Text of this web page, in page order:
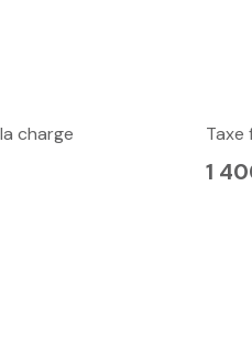
charge
Taxe
1